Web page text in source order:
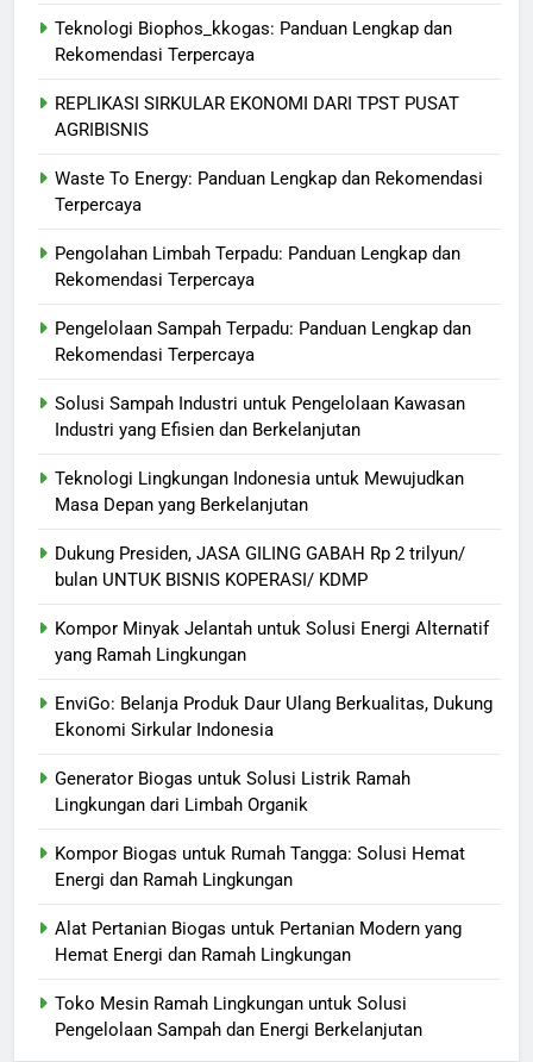
Teknologi Biophos_kkogas: Panduan Lengkap dan
Rekomendasi Terpercaya
REPLIKASI SIRKULAR EKONOMI DARI TPST PUSAT
AGRIBISNIS
Waste To Energy: Panduan Lengkap dan Rekomendasi
Terpercaya
Pengolahan Limbah Terpadu: Panduan Lengkap dan
Rekomendasi Terpercaya
Pengelolaan Sampah Terpadu: Panduan Lengkap dan
Rekomendasi Terpercaya
Solusi Sampah Industri untuk Pengelolaan Kawasan
Industri yang Efisien dan Berkelanjutan
Teknologi Lingkungan Indonesia untuk Mewujudkan
Masa Depan yang Berkelanjutan
Dukung Presiden, JASA GILING GABAH Rp 2 trilyun/
bulan UNTUK BISNIS KOPERASI/ KDMP
Kompor Minyak Jelantah untuk Solusi Energi Alternatif
yang Ramah Lingkungan
EnviGo: Belanja Produk Daur Ulang Berkualitas, Dukung
Ekonomi Sirkular Indonesia
Generator Biogas untuk Solusi Listrik Ramah
Lingkungan dari Limbah Organik
Kompor Biogas untuk Rumah Tangga: Solusi Hemat
Energi dan Ramah Lingkungan
Alat Pertanian Biogas untuk Pertanian Modern yang
Hemat Energi dan Ramah Lingkungan
Toko Mesin Ramah Lingkungan untuk Solusi
Pengelolaan Sampah dan Energi Berkelanjutan